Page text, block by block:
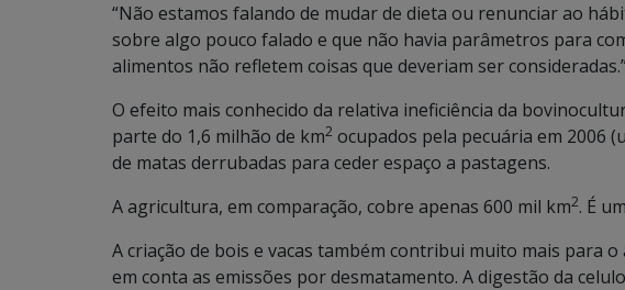
“Não estamos falando de mudar de dieta ou renunciar ao
sobre algo pouco falado e que não havia parâmetros para
alimentos não refletem coisas que deveriam ser
O efeito mais conhecido da relativa ineficiência da
parte do 1,6 milhão de km2 ocupados pela pecuária em 2006
de matas derrubadas para ceder espaço a pastagens.
A agricultura, em comparação, cobre apenas 600 mil km2. É
A criação de bois e vacas também contribui muito mais para
em conta as emissões por desmatamento. A digestão da